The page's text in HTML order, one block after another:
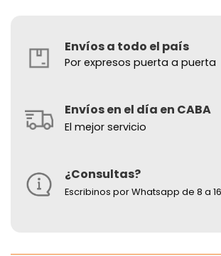
Envíos a todo el país
Por expresos puerta a puerta
Envíos en el día en CABA
El mejor servicio
¿Consultas?
Escribinos por Whatsapp de 8 a